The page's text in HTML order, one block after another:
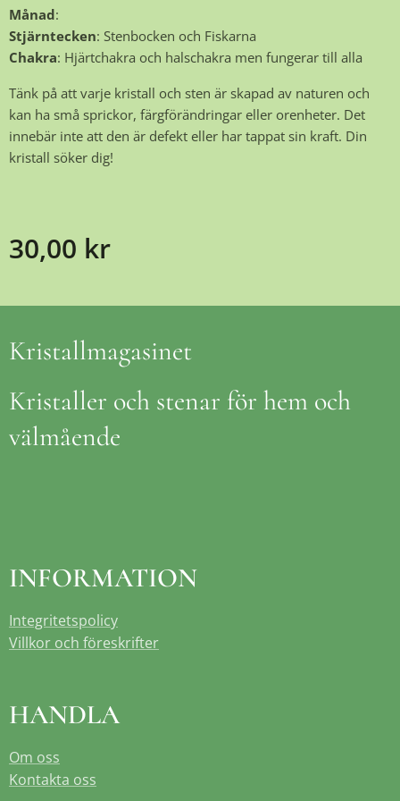
Månad:
Stjärntecken: Stenbocken och Fiskarna
Chakra: Hjärtchakra och halschakra men fungerar till alla
Tänk på att varje kristall och sten är skapad av naturen och
kan ha små sprickor, färgförändringar eller orenheter. Det
innebär inte att den är defekt eller har tappat sin kraft. Din
kristall söker dig!
30,00 kr
Kristallmagasinet
Kristaller och stenar för hem och
välmående
INFORMATION
Integritetspolicy
Villkor och föreskrifter
HANDLA
Om oss
Kontakta oss